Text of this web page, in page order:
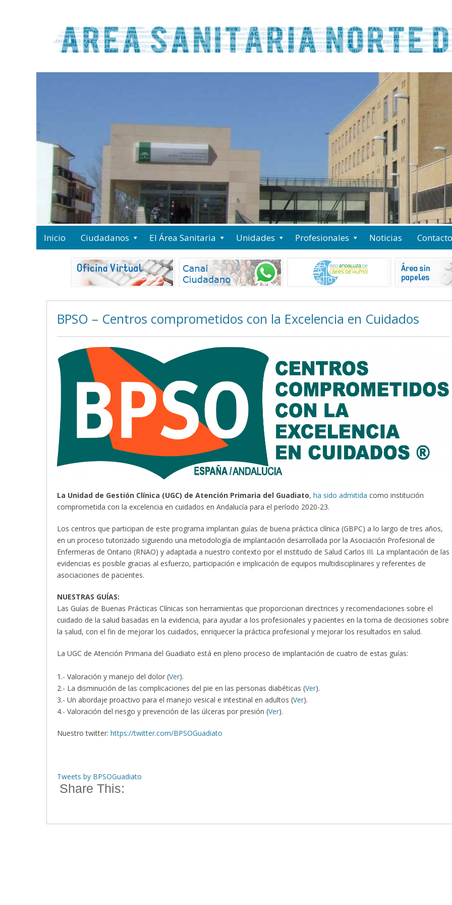
Inicio Ciudadanos El Área Sanitaria Unidades Profesionales Noticias Contacto
BPSO – Centros comprometidos con la Excelencia en Cuidados
La Unidad de Gestión Clínica (UGC) de Atención Primaria del Guadiato, ha sido admitida como institución
comprometida con la excelencia en cuidados en Andalucía para el período 2020-23.
Los centros que participan de este programa implantan guías de buena práctica clínica (GBPC) a lo largo de tres años,
en un proceso tutorizado siguiendo una metodología de implantación desarrollada por la Asociación Profesional de
Enfermeras de Ontario (RNAO) y adaptada a nuestro contexto por el institudo de Salud Carlos III. La implantación de las
evidencias es posible gracias al esfuerzo, participación e implicación de equipos multidisciplinares y referentes de
asociaciones de pacientes.
NUESTRAS GUÍAS:
Las Guías de Buenas Prácticas Clínicas son herramientas que proporcionan directrices y recomendaciones sobre el
cuidado de la salud basadas en la evidencia, para ayudar a los profesionales y pacientes en la toma de decisiones sobre
la salud, con el fin de mejorar los cuidados, enriquecer la práctica profesional y mejorar los resultados en salud.
La UGC de Atención Primaria del Guadiato está en pleno proceso de implantación de cuatro de estas guías:
1.- Valoración y manejo del dolor (Ver).
2.- La disminución de las complicaciones del pie en las personas diabéticas (Ver).
3.- Un abordaje proactivo para el manejo vesical e intestinal en adultos (Ver).
4.- Valoración del riesgo y prevención de las úlceras por presión (Ver).
Nuestro twitter: https://twitter.com/BPSOGuadiato
Tweets by BPSOGuadiato
Share This: